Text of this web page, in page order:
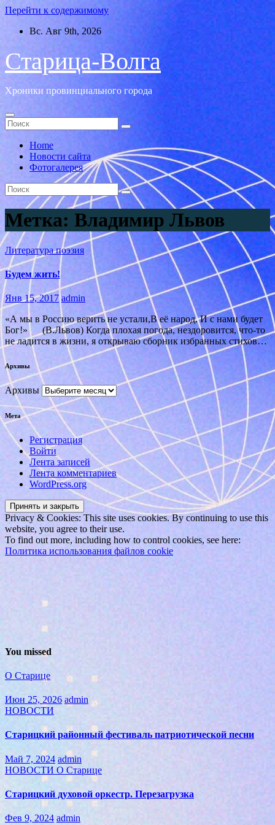
Перейти к содержимому
Вс. Авг 9th, 2026
Старица-Волга
Хроники провинциального города
Home
Новости сайта
Фотогалерея
Метка: Владимир Львов
Литературапоэзия
Будем жить!
Янв 15, 2017 admin
«А мы в Россию верить не устали,В её народ. И с нами будет
Бог!» (В.Львов) Когда плохая погода, нездоровится, что-то
не ладится в жизни, я открываю сборник избранных стихов…
Архивы
Архивы
Мета
Регистрация
Войти
Лента записей
Лента комментариев
WordPress.org
Privacy & Cookies: This site uses cookies. By continuing to use this
website, you agree to their use.
To find out more, including how to control cookies, see here:
Политика использования файлов cookie
You missed
О Старице
Июн 25, 2026 admin
НОВОСТИ
Старицкий районный фестиваль патриотической песни
Май 7, 2024 admin
НОВОСТИ О Старице
Старицкий духовой оркестр. Перезагрузка
Фев 9, 2024 admin